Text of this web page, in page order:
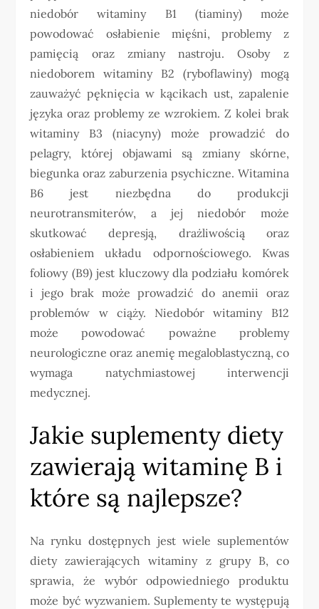
niedobór witaminy B1 (tiaminy) może
powodować osłabienie mięśni, problemy z
pamięcią oraz zmiany nastroju. Osoby z
niedoborem witaminy B2 (ryboflawiny) mogą
zauważyć pęknięcia w kącikach ust, zapalenie
języka oraz problemy ze wzrokiem. Z kolei brak
witaminy B3 (niacyny) może prowadzić do
pelagry, której objawami są zmiany skórne,
biegunka oraz zaburzenia psychiczne. Witamina
B6 jest niezbędna do produkcji
neurotransmiterów, a jej niedobór może
skutkować depresją, drażliwością oraz
osłabieniem układu odpornościowego. Kwas
foliowy (B9) jest kluczowy dla podziału komórek
i jego brak może prowadzić do anemii oraz
problemów w ciąży. Niedobór witaminy B12
może powodować poważne problemy
neurologiczne oraz anemię megaloblastyczną, co
wymaga natychmiastowej interwencji
medycznej.
Jakie suplementy diety
zawierają witaminę B i
które są najlepsze?
Na rynku dostępnych jest wiele suplementów
diety zawierających witaminy z grupy B, co
sprawia, że wybór odpowiedniego produktu
może być wyzwaniem. Suplementy te występują